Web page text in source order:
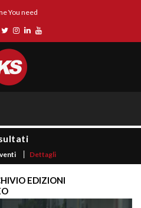
You need
Dettagli
EDIZIONI